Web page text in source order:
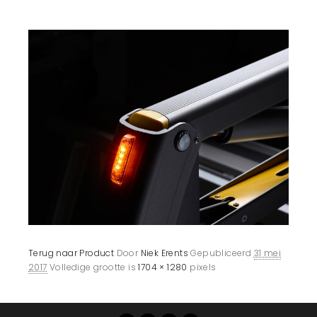
Terug naar Product Door Niek Erents Gepubliceerd 31 mei
2017 Volledige grootte is1704 × 1280 pixels